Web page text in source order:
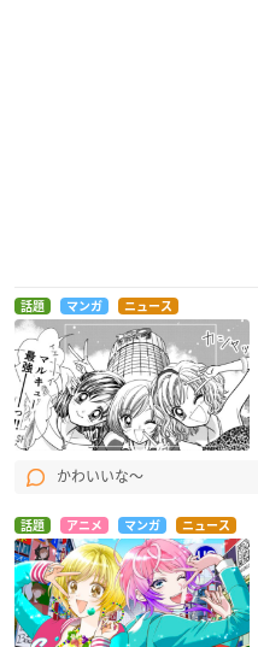
話題 マンガ ニュース
かわいいな〜
話題 アニメ マンガ ニュース